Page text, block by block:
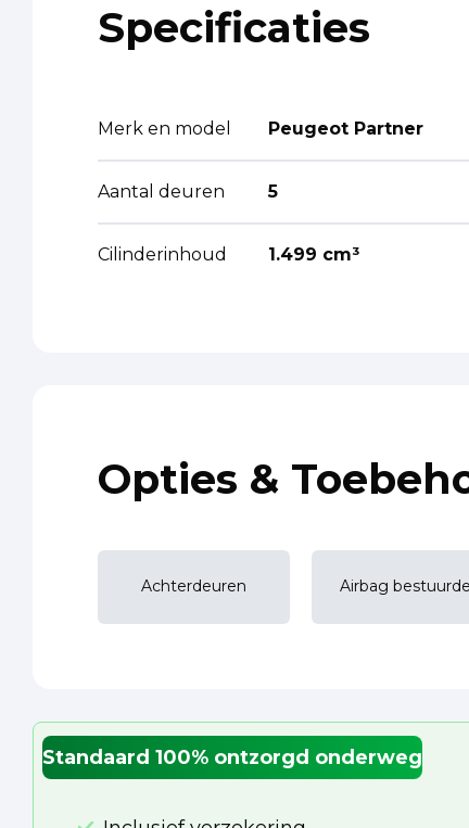
Specificaties
Merk en model Peugeot Partner
Aantal deuren 5
Cilinderinhoud 1.499 cm³
Opties &
Achterdeuren Airbag
Standaard 100% ontzorgd onderweg